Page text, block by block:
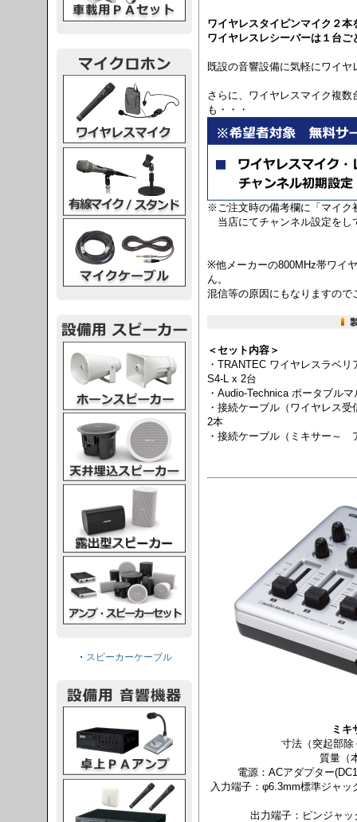
ワイヤレスタイピンマイク２
ワイヤレスレシーバーは１台
既設の音響設備に気軽にワイ
さらに、ワイヤレスマイク複
も・・・
※ご注文時の備考欄に「マイク
当店にてチャンネル設定をし
※他メーカーの800MHz帯ワイ
ん。
混信等の原因にもなりますので
＜セット内容＞
・TRANTEC ワイヤレスラベ
S4-L x 2台
・Audio-Technica ポータブル
・接続ケーブル（ワイヤレス
2本
・接続ケーブル（ミキサー
ミ
寸法（突起部除
質量（
電源：ACアダプター
入力端子：φ6.3mm標準ジャ
出力端子：ピンジャ
・ スピーカーケーブル